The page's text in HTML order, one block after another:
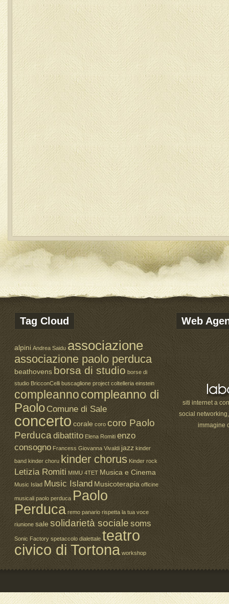
Tag Cloud
alpini Andrea Saidu associazione
associazione paolo perduca
beathovens borsa di studio borse di
studio BricconCelli buscaglione project coltelleria einstein
compleannocompleanno di
PaoloComune di Sale
concerto corale coro coro Paolo
Perduca dibattito Elena Romiti enzo
consogno Francess Giovanna Vivaldi jazz kinder
band kinder choru kinder chorus Kinder rock
Letizia Romiti MIMU 4TET Musica e Cinema
Music Islad Music Island Musicoterapia officine
musicali paolo perduca Paolo
Perduca remo panario rispetta la tua voce
riunione sale solidarietà sociale soms
Sonic Factory spetaccolo dialettale teatro
civico di Tortona workshop
Web
siti internet a
social
immagine